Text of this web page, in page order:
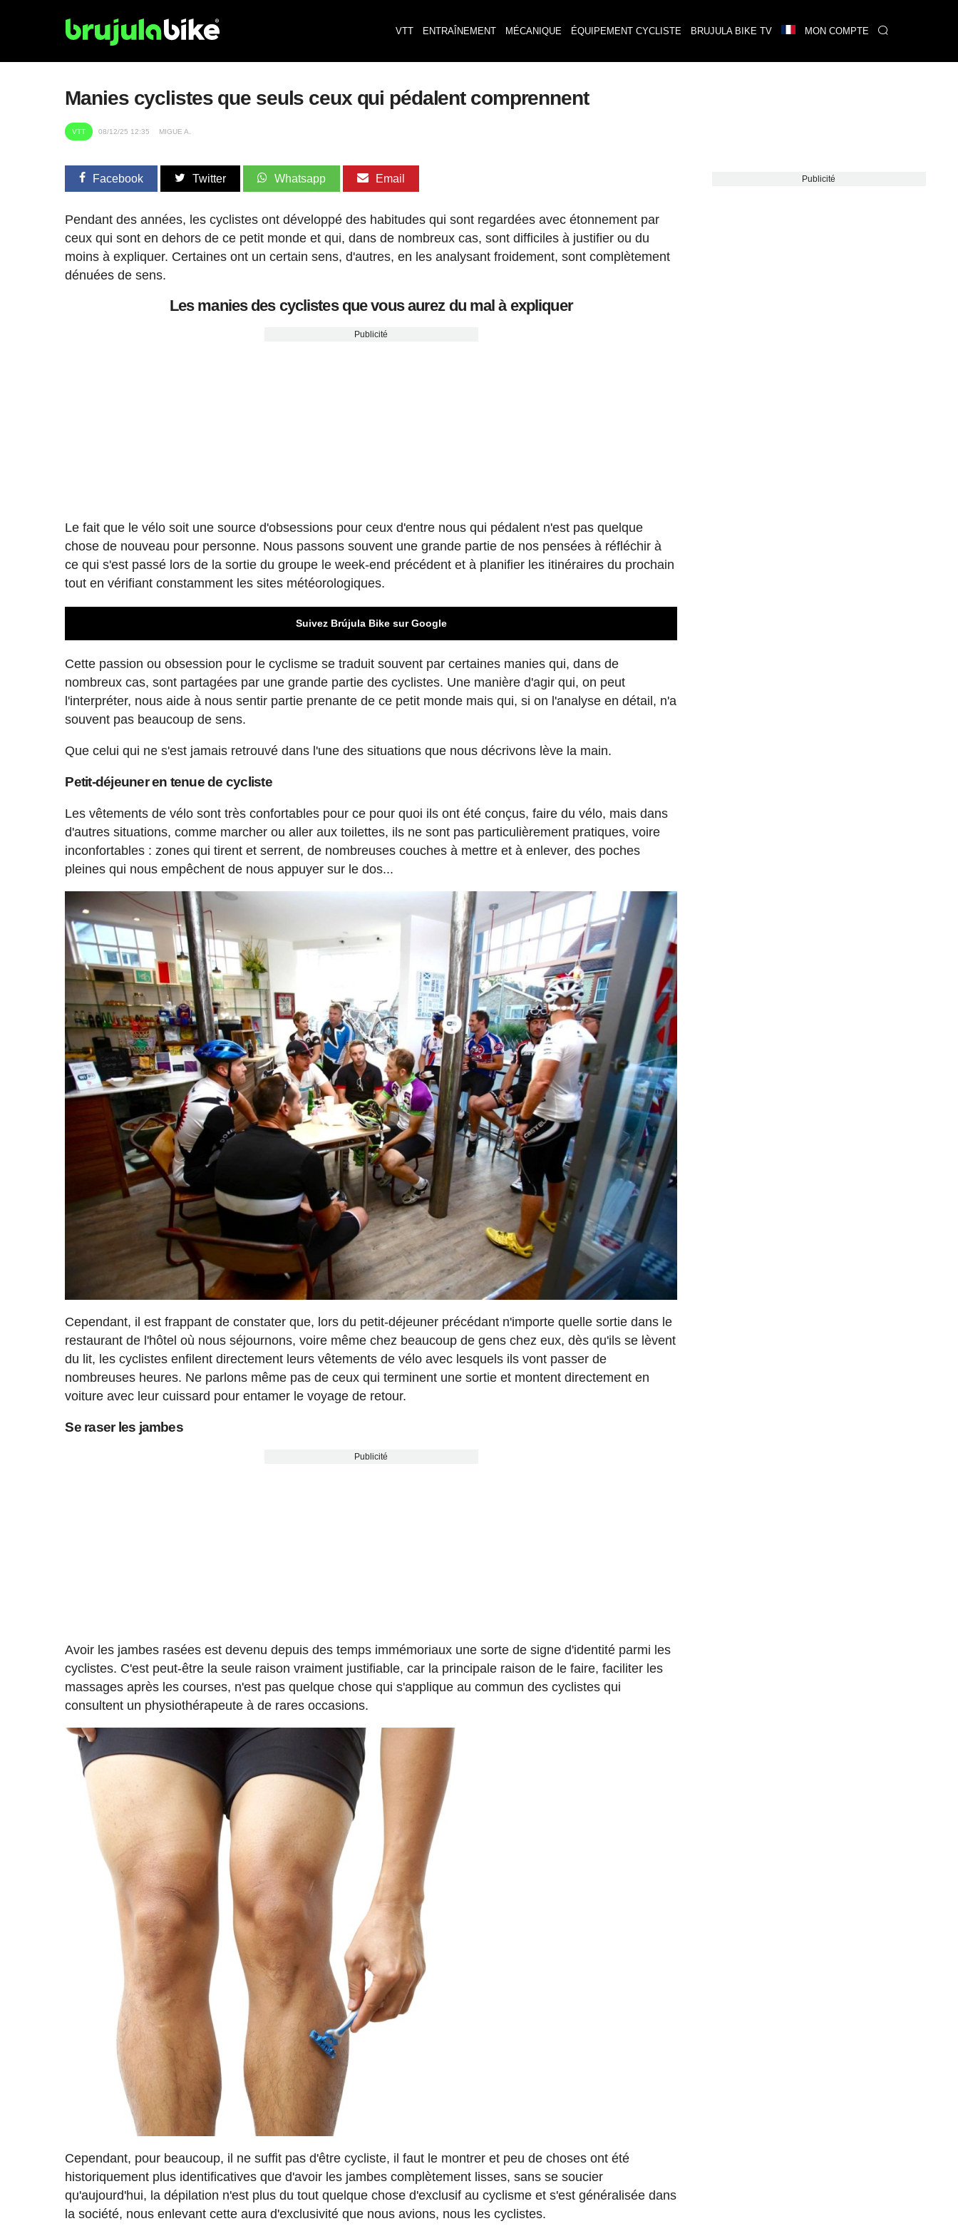
VTT ENTRAÎNEMENT MÉCANIQUE ÉQUIPEMENT CYCLISTE BRUJULA BIKE TV MON COMPTE
Manies cyclistes que seuls ceux qui pédalent comprennent
VTT 08/12/25 12:35 MIGUE A.
Facebook Twitter Whatsapp Email
Pendant des années, les cyclistes ont développé des habitudes qui sont regardées avec étonnement par
ceux qui sont en dehors de ce petit monde et qui, dans de nombreux cas, sont difficiles à justifier ou du
moins à expliquer. Certaines ont un certain sens, d'autres, en les analysant froidement, sont complètement
dénuées de sens.
Les manies des cyclistes que vous aurez du mal à expliquer
Publicité
Le fait que le vélo soit une source d'obsessions pour ceux d'entre nous qui pédalent n'est pas quelque
chose de nouveau pour personne. Nous passons souvent une grande partie de nos pensées à réfléchir à
ce qui s'est passé lors de la sortie du groupe le week-end précédent et à planifier les itinéraires du prochain
tout en vérifiant constamment les sites météorologiques.
Suivez Brújula Bike sur Google
Cette passion ou obsession pour le cyclisme se traduit souvent par certaines manies qui, dans de
nombreux cas, sont partagées par une grande partie des cyclistes. Une manière d'agir qui, on peut
l'interpréter, nous aide à nous sentir partie prenante de ce petit monde mais qui, si on l'analyse en détail, n'a
souvent pas beaucoup de sens.
Que celui qui ne s'est jamais retrouvé dans l'une des situations que nous décrivons lève la main.
Petit-déjeuner en tenue de cycliste
Les vêtements de vélo sont très confortables pour ce pour quoi ils ont été conçus, faire du vélo, mais dans
d'autres situations, comme marcher ou aller aux toilettes, ils ne sont pas particulièrement pratiques, voire
inconfortables : zones qui tirent et serrent, de nombreuses couches à mettre et à enlever, des poches
pleines qui nous empêchent de nous appuyer sur le dos...
Cependant, il est frappant de constater que, lors du petit-déjeuner précédant n'importe quelle sortie dans le
restaurant de l'hôtel où nous séjournons, voire même chez beaucoup de gens chez eux, dès qu'ils se lèvent
du lit, les cyclistes enfilent directement leurs vêtements de vélo avec lesquels ils vont passer de
nombreuses heures. Ne parlons même pas de ceux qui terminent une sortie et montent directement en
voiture avec leur cuissard pour entamer le voyage de retour.
Se raser les jambes
Publicité
Avoir les jambes rasées est devenu depuis des temps immémoriaux une sorte de signe d'identité parmi les
cyclistes. C'est peut-être la seule raison vraiment justifiable, car la principale raison de le faire, faciliter les
massages après les courses, n'est pas quelque chose qui s'applique au commun des cyclistes qui
consultent un physiothérapeute à de rares occasions.
Cependant, pour beaucoup, il ne suffit pas d'être cycliste, il faut le montrer et peu de choses ont été
historiquement plus identificatives que d'avoir les jambes complètement lisses, sans se soucier
qu'aujourd'hui, la dépilation n'est plus du tout quelque chose d'exclusif au cyclisme et s'est généralisée dans
la société, nous enlevant cette aura d'exclusivité que nous avions, nous les cyclistes.
Publicité